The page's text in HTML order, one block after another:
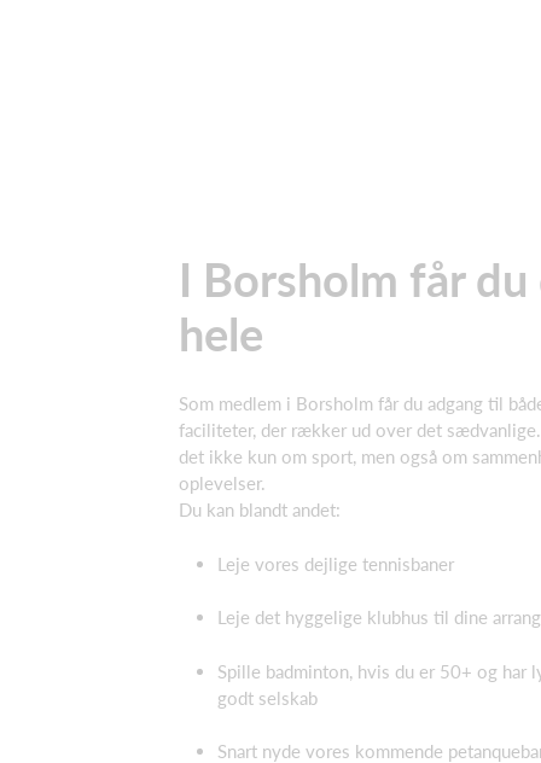
I Borsholm får
hele
Som medlem i Borsholm får du adgang til
faciliteter, der rækker ud over det
det ikke kun om sport, men også om
oplevelser.
Du kan blandt andet:
Leje vores dejlige tennisbaner
Leje det hyggelige klubhus til dine
Spille badminton, hvis du er 50+ og har
godt selskab
Snart nyde vores kommende